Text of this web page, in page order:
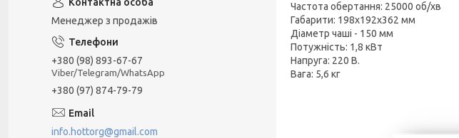
Частота обертання: 25000 об/хв
Габарити: 198х192х362 мм
Діаметр чаші - 150 мм
Потужність: 1,8 кВт
Напруга: 220 В.
Вага: 5,6 кг
Менеджер з продажів
+380 (98) 893-67-67
Viber/Telegram/WhatsApp
+380 (97) 874-79-79
info.hottorg@gmail.com